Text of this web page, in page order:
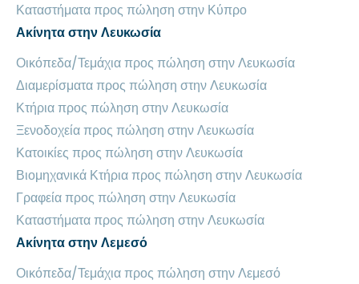
Καταστήματα προς πώληση στην Κύπρο
Ακίνητα στην Λευκωσία
Οικόπεδα/Τεμάχια προς πώληση στην Λευκωσία
Διαμερίσματα προς πώληση στην Λευκωσία
Κτήρια προς πώληση στην Λευκωσία
Ξενοδοχεία προς πώληση στην Λευκωσία
Κατοικίες προς πώληση στην Λευκωσία
Βιομηχανικά Κτήρια προς πώληση στην Λευκωσία
Γραφεία προς πώληση στην Λευκωσία
Καταστήματα προς πώληση στην Λευκωσία
Ακίνητα στην Λεμεσό
Οικόπεδα/Τεμάχια προς πώληση στην Λεμεσό